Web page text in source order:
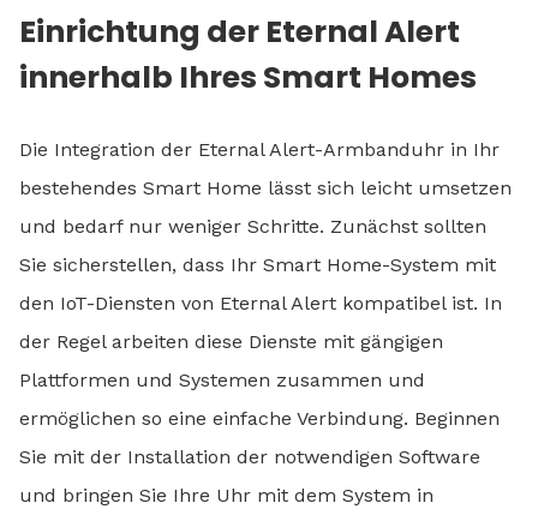
Einrichtung der Eternal Alert
innerhalb Ihres Smart Homes
Die Integration der Eternal Alert-Armbanduhr in Ihr
bestehendes Smart Home lässt sich leicht umsetzen
und bedarf nur weniger Schritte. Zunächst sollten
Sie sicherstellen, dass Ihr Smart Home-System mit
den IoT-Diensten von Eternal Alert kompatibel ist. In
der Regel arbeiten diese Dienste mit gängigen
Plattformen und Systemen zusammen und
ermöglichen so eine einfache Verbindung. Beginnen
Sie mit der Installation der notwendigen Software
und bringen Sie Ihre Uhr mit dem System in